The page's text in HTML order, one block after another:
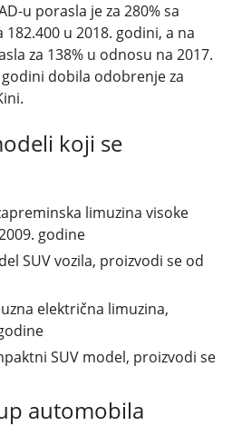
u porasla je za 280% sa
u 2018. godini, a na
za 138% u odnosu na 2017.
dobila odobrenje za
koji se
limuzina visoke
godine
SUV vozila, proizvodi se od
električna limuzina,
SUV model, proizvodi se
automobila